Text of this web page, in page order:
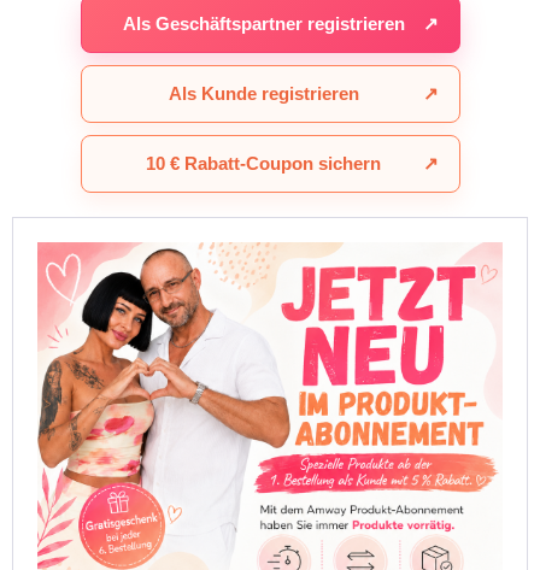
Als Geschäftspartner registrieren ↗
Als Kunde registrieren ↗
10 € Rabatt-Coupon sichern ↗